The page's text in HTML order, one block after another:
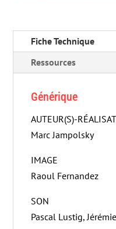
Fiche Technique
Ressources
Générique
AUTEUR(S)-
Marc Jampolsky
IMAGE
Raoul Fernandez
SON
Pascal Lustig,